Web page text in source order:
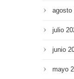
agosto
julio
junio
mayo